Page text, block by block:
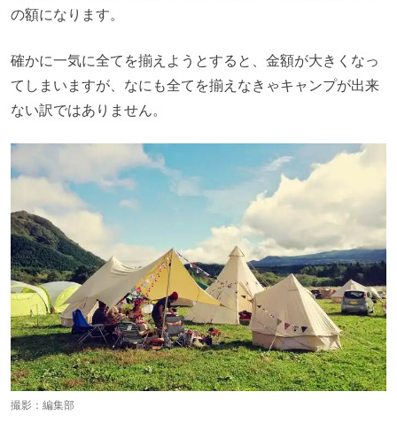
の額になります。
確かに一気に全てを揃えようとすると、金額が大きくなっ
てしまいますが、なにも全てを揃えなきゃキャンプが出来
ない訳ではありません。
撮影：編集部